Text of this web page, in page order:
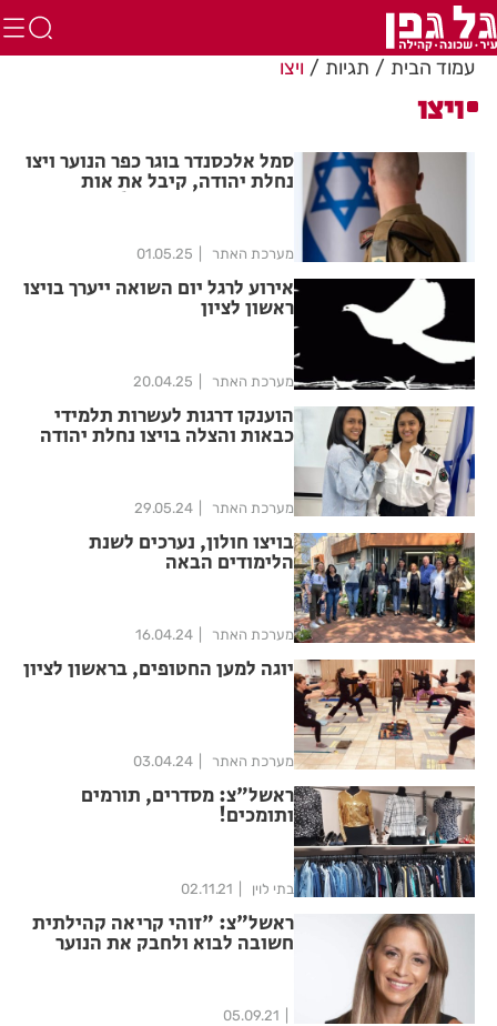
עמוד הבית תגיות ויצו
ויצו
סמל אלכסנדר בוגר כפר הנוער ויצו
נחלת יהודה, קיבל את אות
מצטיין נשיא המדינה!
מערכת האתר 01.05.25
אירוע לרגל יום השואה ייערך בויצו
ראשון לציון
מערכת האתר 20.04.25
הוענקו דרגות לעשרות תלמידי
כבאות והצלה בויצו נחלת יהודה
מערכת האתר 29.05.24
בויצו חולון, נערכים לשנת
הלימודים הבאה
מערכת האתר 16.04.24
יוגה למען החטופים, בראשון לציון
מערכת האתר 03.04.24
ראשל"צ: מסדרים, תורמים
ותומכים!
בתי לוין 02.11.21
ראשל"צ: "זוהי קריאה קהילתית
חשובה לבוא ולחבק את הנוער
05.09.21